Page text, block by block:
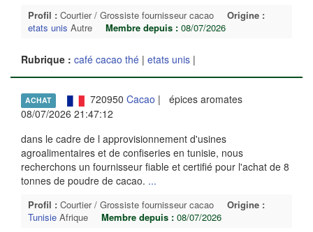
Profil : Courtier / Grossiste fournisseur cacao
Origine :
etats unis Autre Membre depuis : 08/07/2026
Rubrique : café cacao thé | etats unis |
ACHAT 720950 Cacao | épices aromates
08/07/2026 21:47:12
dans le cadre de l approvisionnement d'usines
agroalimentaires et de confiseries en tunisie, nous
recherchons un fournisseur fiable et certifié pour l'achat de 8
tonnes de poudre de cacao. ...
Profil : Courtier / Grossiste fournisseur cacao
Origine :
Tunisie Afrique Membre depuis : 08/07/2026